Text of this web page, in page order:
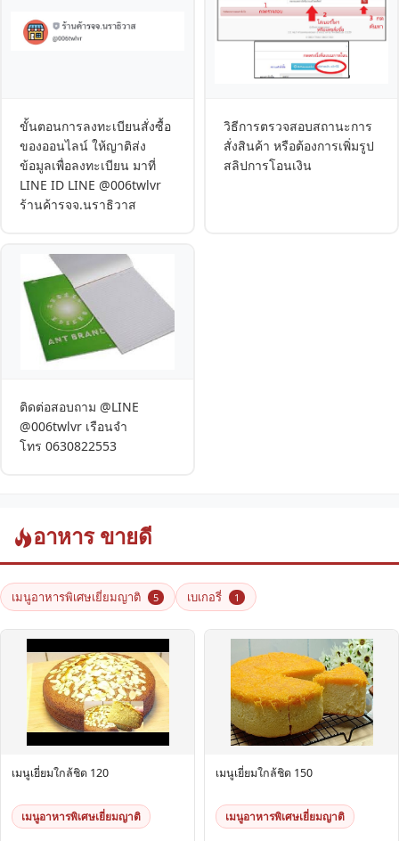
ขั้นตอนการลงทะเบียนสั่งซื้อ
ของออนไลน์ ให้ญาติส่ง
ข้อมูลเพื่อลงทะเบียน มาที่
LINE ID LINE @006twlvr
ร้านค้ารจจ.นราธิวาส
วิธีการตรวจสอบสถานะการ
สั่งสินค้า หรือต้องการเพิ่มรูป
สลิปการโอนเงิน
ติดต่อสอบถาม @LINE
@006twlvr เรือนจำ
โทร 0630822553
อาหาร ขายดี
เมนูอาหารพิเศษเยี่ยมญาติ 5 เบเกอรี่ 1
เมนูเยี่ยมใกล้ชิด 120
เมนูอาหารพิเศษเยี่ยมญาติ
เมนูเยี่ยมใกล้ชิด 150
เมนูอาหารพิเศษเยี่ยมญาติ